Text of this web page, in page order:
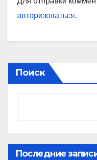
авторизоваться.
Поиск
Последние